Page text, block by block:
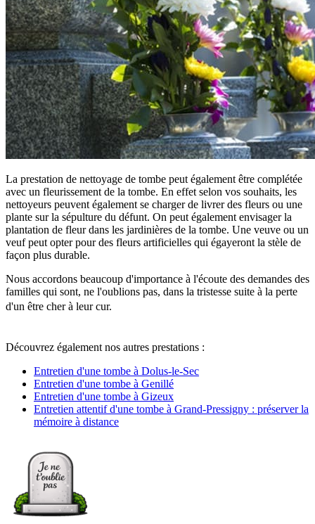
La prestation de nettoyage de tombe peut également être complétée
avec un fleurissement de la tombe. En effet selon vos souhaits, les
nettoyeurs peuvent également se charger de livrer des fleurs ou une
plante sur la sépulture du défunt. On peut également envisager la
plantation de fleur dans les jardinières de la tombe. Une veuve ou un
veuf peut opter pour des fleurs artificielles qui égayeront la stèle de
façon plus durable.
Nous accordons beaucoup d'importance à l'écoute des demandes des
familles qui sont, ne l'oublions pas, dans la tristesse suite à la perte
d'un être cher à leur cur.
Découvrez également nos autres prestations :
Entretien d'une tombe à Dolus-le-Sec
Entretien d'une tombe à Genillé
Entretien d'une tombe à Gizeux
Entretien attentif d'une tombe à Grand-Pressigny : préserver la
mémoire à distance